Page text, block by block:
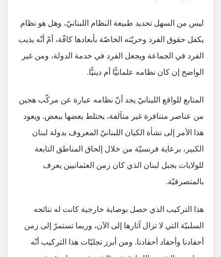
ليس من السهل تحديد طبيعة النظام اللبنانيّ، وهل هو نظام
يكفل حقوق الفرد وحريّته الخاصّة بأبعادها كافّة، أمّ أنّه يذيب
الفرد في الجماعة ويجعل الفرد في خدمة الدولة، ومن غير
الواضح إن كان نظامه علمانيًّا أم دينيًّا.
المتابع للواقع اللبنانيّ يجد أنّ نظامه عبارة عن مركّب هجين
من عناصر متنافرة غير متآلفة، يختلط بعضها ببعض. ويعود
هذا الأمر إلى نشأة الكيان اللبنانيّ المعروف بدولة لبنان
الكبير، برعاية فرنسيّة من خلال إلحاق المناطق التابعة
للولايات بجبل لبنان الذي كان زمن العثمانيين يعرف
بالمتصرفيّة.
هذا التركيب الذي حصل بوصاية خارجية كانت له نتائجه
السلبيّة التي لا تزال آثارها إلى الآن، وربما تستمرّ إلى زمن
أحفادنا وأحفاد أحفادنا. ومن أبرز تجليّات هذا التركيب أنّه